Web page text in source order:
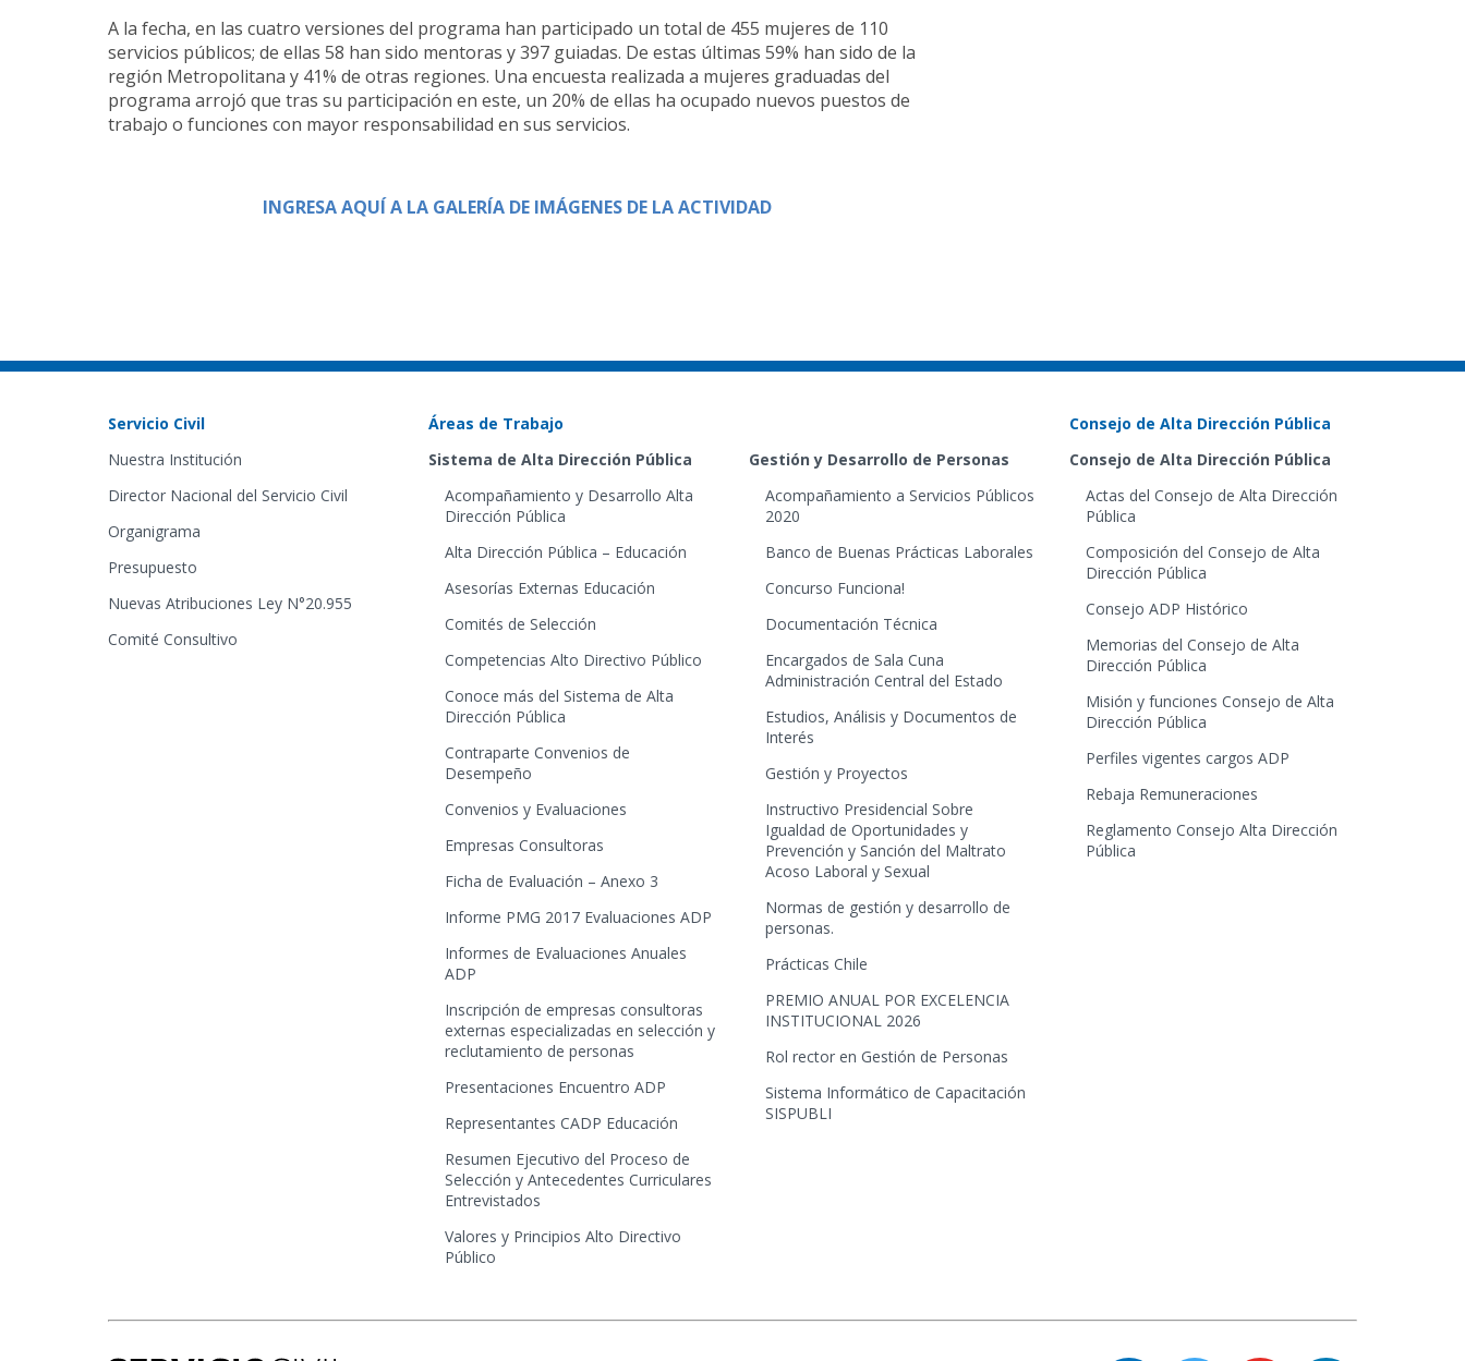
A la fecha, en las cuatro versiones del programa han participado un total de 455 mujeres de 110
servicios públicos; de ellas 58 han sido mentoras y 397 guiadas. De estas últimas 59% han sido de la
región Metropolitana y 41% de otras regiones. Una encuesta realizada a mujeres graduadas del
programa arrojó que tras su participación en este, un 20% de ellas ha ocupado nuevos puestos de
trabajo o funciones con mayor responsabilidad en sus servicios.
INGRESA AQUÍ A LA GALERÍA DE IMÁGENES DE LA ACTIVIDAD
Servicio Civil
Nuestra Institución
Director Nacional del Servicio Civil
Organigrama
Presupuesto
Nuevas Atribuciones Ley N°20.955
Comité Consultivo
Áreas de Trabajo
Sistema de Alta Dirección Pública
Acompañamiento y Desarrollo Alta
Dirección Pública
Alta Dirección Pública – Educación
Asesorías Externas Educación
Comités de Selección
Competencias Alto Directivo Público
Conoce más del Sistema de Alta
Dirección Pública
Contraparte Convenios de
Desempeño
Convenios y Evaluaciones
Empresas Consultoras
Ficha de Evaluación – Anexo 3
Informe PMG 2017 Evaluaciones ADP
Informes de Evaluaciones Anuales
ADP
Inscripción de empresas consultoras
externas especializadas en selección y
reclutamiento de personas
Presentaciones Encuentro ADP
Representantes CADP Educación
Resumen Ejecutivo del Proceso de
Selección y Antecedentes Curriculares
Entrevistados
Valores y Principios Alto Directivo
Público
Gestión y Desarrollo de Personas
Acompañamiento a Servicios Públicos
2020
Banco de Buenas Prácticas Laborales
Concurso Funciona!
Documentación Técnica
Encargados de Sala Cuna
Administración Central del Estado
Estudios, Análisis y Documentos de
Interés
Gestión y Proyectos
Instructivo Presidencial Sobre
Igualdad de Oportunidades y
Prevención y Sanción del Maltrato
Acoso Laboral y Sexual
Normas de gestión y desarrollo de
personas.
Prácticas Chile
PREMIO ANUAL POR EXCELENCIA
INSTITUCIONAL 2026
Rol rector en Gestión de Personas
Sistema Informático de Capacitación
SISPUBLI
Consejo de Alta Dirección Pública
Consejo de Alta Dirección Pública
Actas del Consejo de Alta Dirección
Pública
Composición del Consejo de Alta
Dirección Pública
Consejo ADP Histórico
Memorias del Consejo de Alta
Dirección Pública
Misión y funciones Consejo de Alta
Dirección Pública
Perfiles vigentes cargos ADP
Rebaja Remuneraciones
Reglamento Consejo Alta Dirección
Pública